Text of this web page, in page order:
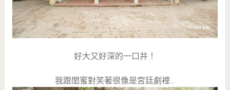
好大又好深的一口井！
我跟閨蜜對笑著很像是宮廷劇裡…